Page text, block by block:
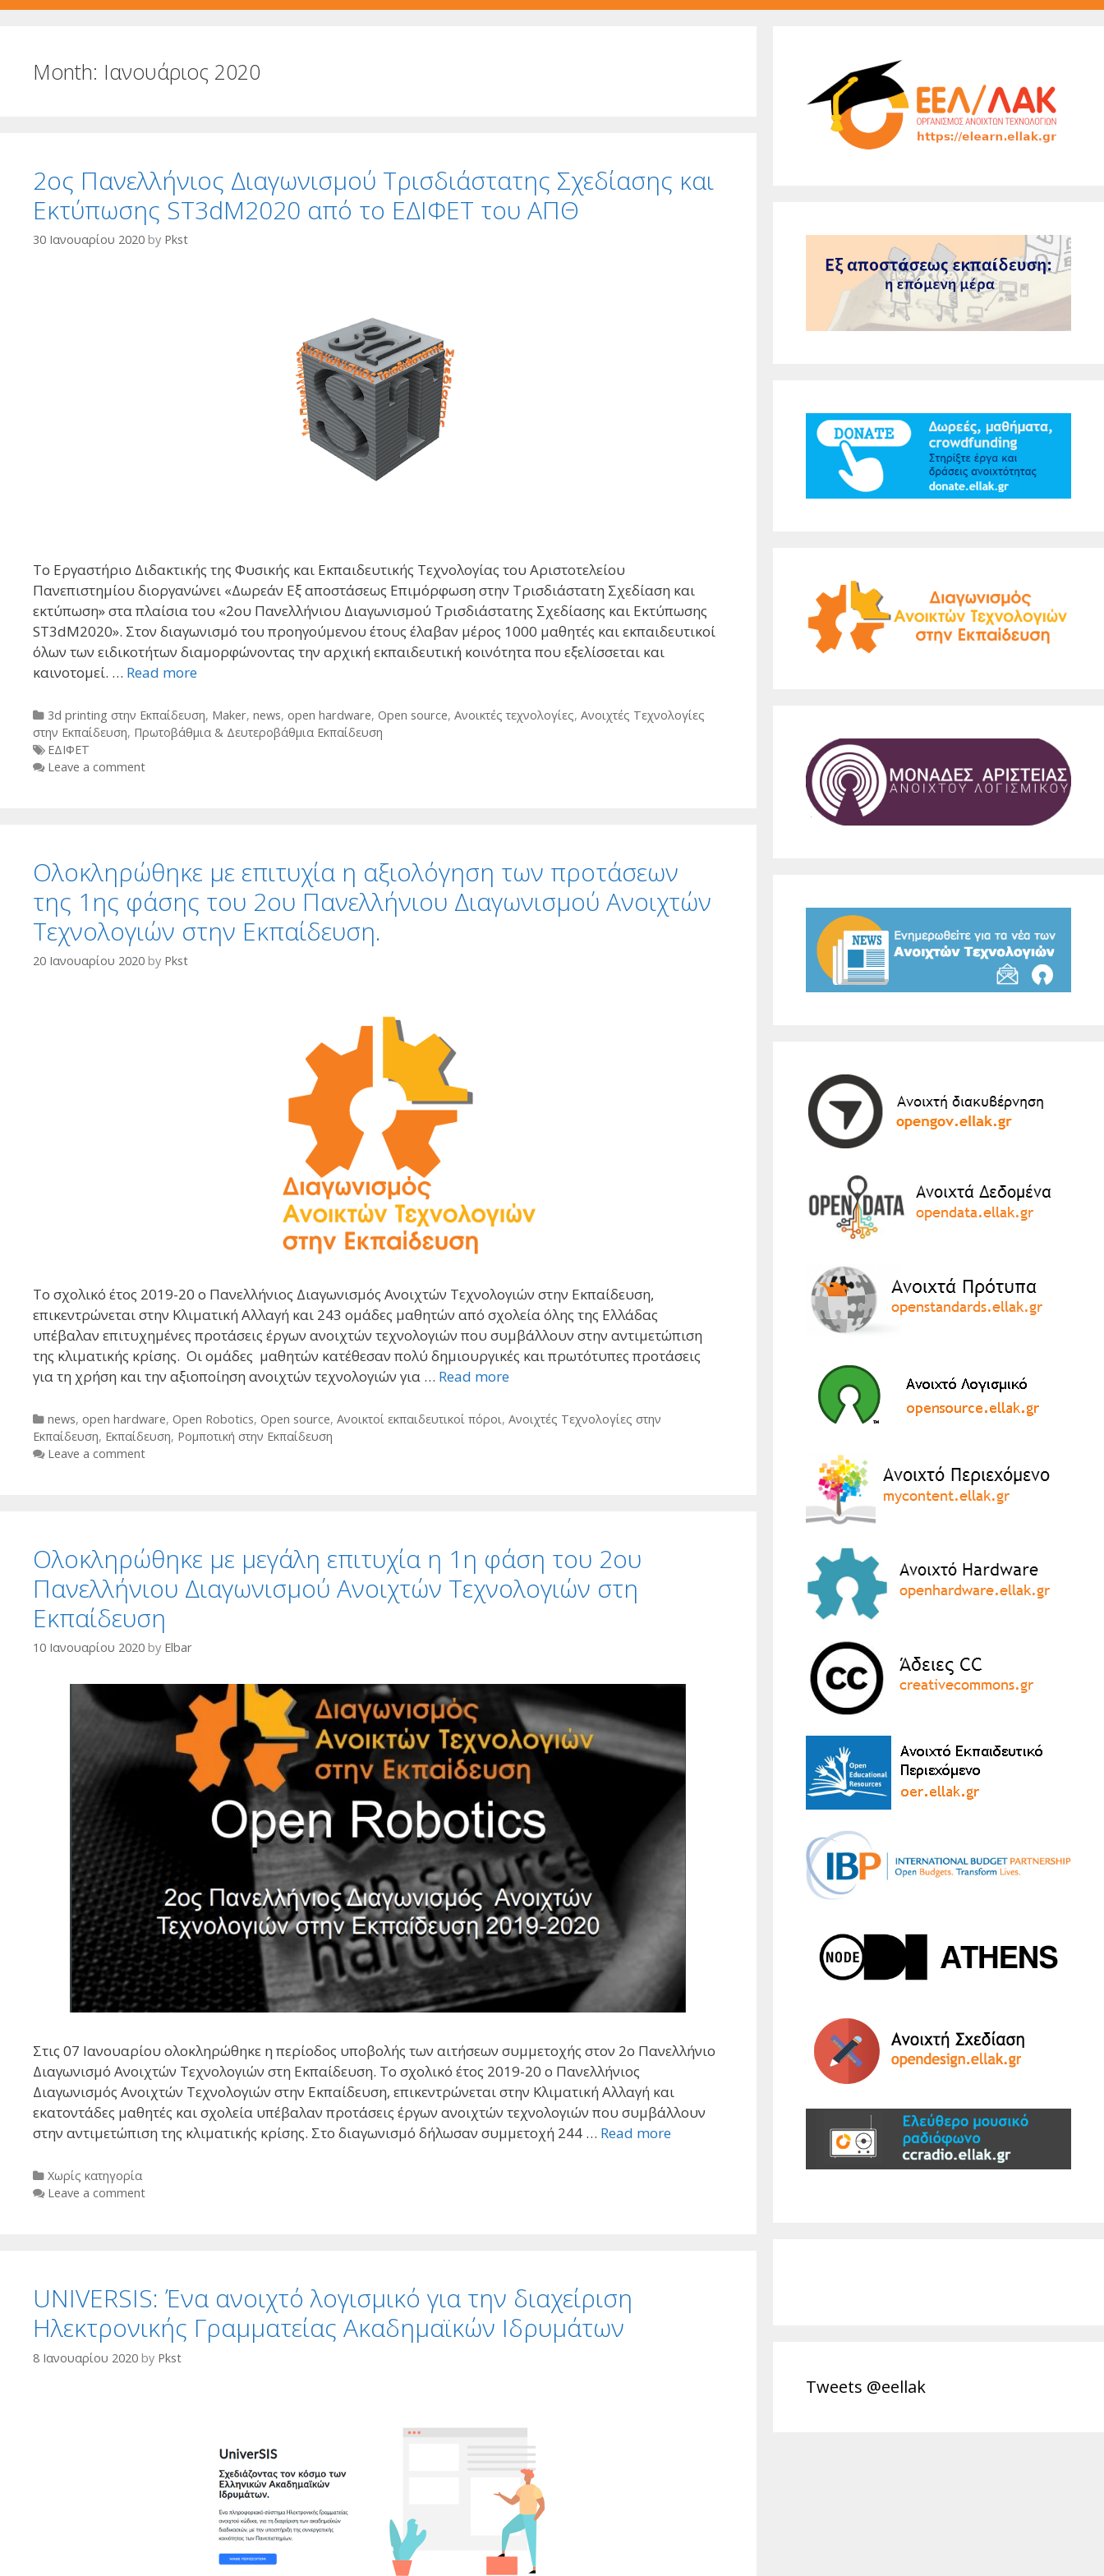
Month: Ιανουάριος 2020
2ος Πανελλήνιος Διαγωνισμού Τρισδιάστατης Σχεδίασης και
Εκτύπωσης ST3dM2020 από το ΕΔΙΦΕΤ του ΑΠΘ
30 Ιανουαρίου 2020 by Pkst
Το Εργαστήριο Διδακτικής της Φυσικής και Εκπαιδευτικής Τεχνολογίας του Αριστοτελείου
Πανεπιστημίου διοργανώνει «Δωρεάν Εξ αποστάσεως Επιμόρφωση στην Τρισδιάστατη Σχεδίαση και
εκτύπωση» στα πλαίσια του «2ου Πανελλήνιου Διαγωνισμού Τρισδιάστατης Σχεδίασης και Εκτύπωσης
ST3dM2020». Στον διαγωνισμό του προηγούμενου έτους έλαβαν μέρος 1000 μαθητές και εκπαιδευτικοί
όλων των ειδικοτήτων διαμορφώνοντας την αρχική εκπαιδευτική κοινότητα που εξελίσσεται και
καινοτομεί. … Read more
Categories
3d printing στην Εκπαίδευση, Maker, news, open hardware, Open source, Ανοικτές τεχνολογίες, Ανοιχτές Τεχνολογίες
στην Εκπαίδευση, Πρωτοβάθμια & Δευτεροβάθμια Εκπαίδευση
Tags
ΕΔΙΦΕΤ
Leave a comment
Ολοκληρώθηκε με επιτυχία η αξιολόγηση των προτάσεων
της 1ης φάσης του 2ου Πανελλήνιου Διαγωνισμού Ανοιχτών
Τεχνολογιών στην Εκπαίδευση.
20 Ιανουαρίου 2020 by Pkst
Το σχολικό έτος 2019-20 ο Πανελλήνιος Διαγωνισμός Ανοιχτών Τεχνολογιών στην Εκπαίδευση,
επικεντρώνεται στην Κλιματική Αλλαγή και 243 ομάδες μαθητών από σχολεία όλης της Ελλάδας
υπέβαλαν επιτυχημένες προτάσεις έργων ανοιχτών τεχνολογιών που συμβάλλουν στην αντιμετώπιση
της κλιματικής κρίσης. Οι ομάδες μαθητών κατέθεσαν πολύ δημιουργικές και πρωτότυπες προτάσεις
για τη χρήση και την αξιοποίηση ανοιχτών τεχνολογιών για … Read more
Categories
news, open hardware, Open Robotics, Open source, Ανοικτοί εκπαιδευτικοί πόροι, Ανοιχτές Τεχνολογίες στην
Εκπαίδευση, Εκπαίδευση, Ρομποτική στην Εκπαίδευση
Leave a comment
Ολοκληρώθηκε με μεγάλη επιτυχία η 1η φάση του 2ου
Πανελλήνιου Διαγωνισμού Ανοιχτών Τεχνολογιών στη
Εκπαίδευση
10 Ιανουαρίου 2020 by Elbar
Στις 07 Ιανουαρίου ολοκληρώθηκε η περίοδος υποβολής των αιτήσεων συμμετοχής στον 2ο Πανελλήνιο
Διαγωνισμό Ανοιχτών Τεχνολογιών στη Εκπαίδευση. Το σχολικό έτος 2019-20 ο Πανελλήνιος
Διαγωνισμός Ανοιχτών Τεχνολογιών στην Εκπαίδευση, επικεντρώνεται στην Κλιματική Αλλαγή και
εκατοντάδες μαθητές και σχολεία υπέβαλαν προτάσεις έργων ανοιχτών τεχνολογιών που συμβάλλουν
στην αντιμετώπιση της κλιματικής κρίσης. Στο διαγωνισμό δήλωσαν συμμετοχή 244 … Read more
Categories
Χωρίς κατηγορία
Leave a comment
UNIVERSIS: Ένα ανοιχτό λογισμικό για την διαχείριση
Ηλεκτρονικής Γραμματείας Ακαδημαϊκών Ιδρυμάτων
8 Ιανουαρίου 2020 by Pkst
Tweets @eellak